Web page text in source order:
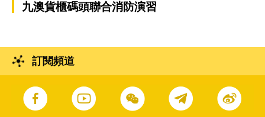
九澳貨櫃碼頭聯合消防演習
訂閱頻道